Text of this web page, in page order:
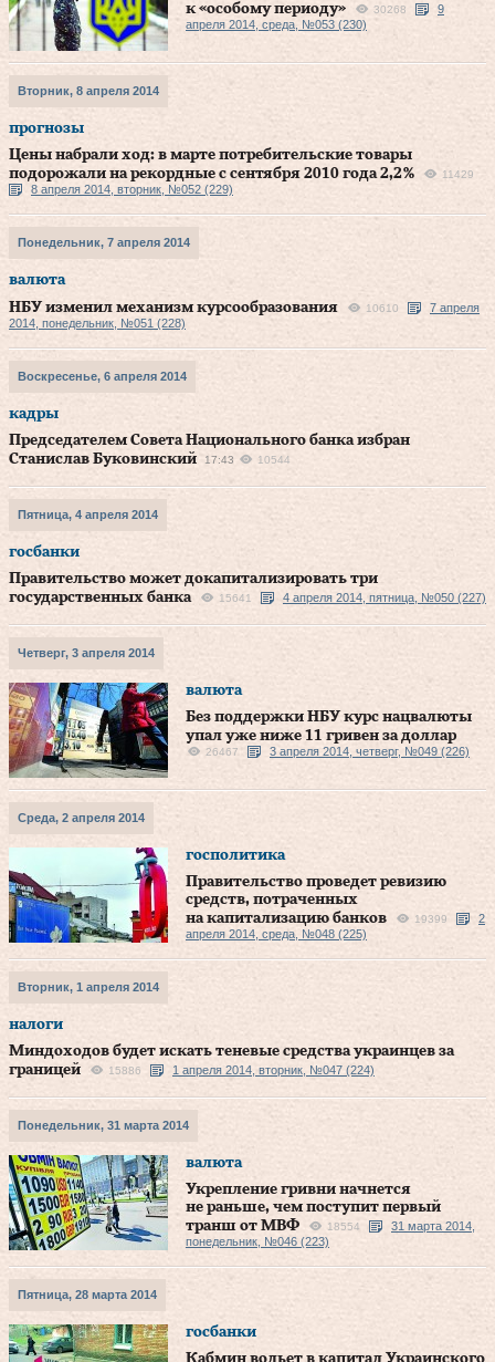
к «особому периоду»
30268
9
апреля 2014, среда, №053 (230)
Вторник, 8 апреля 2014
прогнозы
Цены набрали ход: в марте потребительские товары
подорожали на рекордные с сентября 2010 года 2,2 %
11429
8 апреля 2014, вторник, №052 (229)
Понедельник, 7 апреля 2014
валюта
НБУ изменил механизм курсообразования
10610
7 апреля
2014, понедельник, №051 (228)
Воскресенье, 6 апреля 2014
кадры
Председателем Совета Национального банка избран
Станислав Буковинский
17:43 10544
Пятница, 4 апреля 2014
госбанки
Правительство может докапитализировать три
государственных банка
15641 4 апреля 2014, пятница, №050 (227)
Четверг, 3 апреля 2014
валюта
Без поддержки НБУ курс нацвалюты
упал уже ниже 11 гривен за доллар
26467 3 апреля 2014, четверг, №049 (226)
Среда, 2 апреля 2014
госполитика
Правительство проведет ревизию
средств, потраченных
на капитализацию банков
19399
2
апреля 2014, среда, №048 (225)
Вторник, 1 апреля 2014
налоги
Миндоходов будет искать теневые средства украинцев за
границей
15886 1 апреля 2014, вторник, №047 (224)
Понедельник, 31 марта 2014
валюта
Укрепление гривни начнется
не раньше, чем поступит первый
транш от МВФ
18554
31 марта 2014,
понедельник, №046 (223)
Пятница, 28 марта 2014
госбанки
Кабмин вольет в капитал Украинского